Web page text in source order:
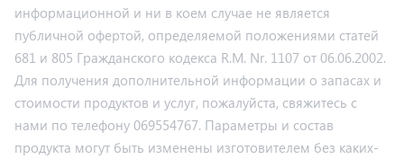
информационной и ни в коем случае не является
публичной офертой, определяемой положениями статей
681 и 805 Гражданского кодекса R.M. Nr. 1107 от 06.06.2002.
Для получения дополнительной информации о запасах и
стоимости продуктов и услуг, пожалуйста, свяжитесь с
нами по телефону 069554767. Параметры и состав
продукта могут быть изменены изготовителем без каких-